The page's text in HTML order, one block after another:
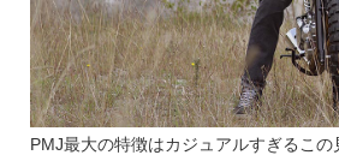
PMJ最大の特徴はカジュアルすぎるこの